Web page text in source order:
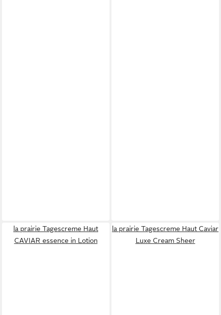
la prairie Tagescreme Haut
CAVIAR essence in Lotion
la prairie Tagescreme Haut Caviar
Luxe Cream Sheer